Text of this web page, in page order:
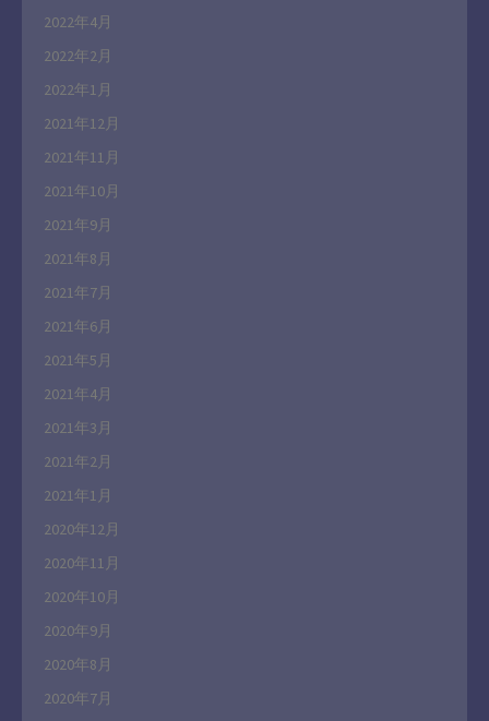
2022年4月
2022年2月
2022年1月
2021年12月
2021年11月
2021年10月
2021年9月
2021年8月
2021年7月
2021年6月
2021年5月
2021年4月
2021年3月
2021年2月
2021年1月
2020年12月
2020年11月
2020年10月
2020年9月
2020年8月
2020年7月